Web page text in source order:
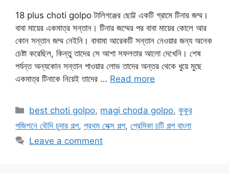
18 plus choti golpo টালিগঞ্জের ছোট্ট একটি গ্রামে টিনার জম্ম।
বাবা মায়ের একমাত্র সন্তান। টিনার জম্মের পর বাবা মায়ের কোলে আর
কোন সন্তান জম্ম নেইনি। বাবামা আরেকটি সন্তান নেওয়ার জন্য অনেক
চেষ্টা করেছিল, কিন্তু তাদের সে আশা সফলতার আলো দেখেনি। শেষ
পর্যন্ত অন্যকোন সন্তান পাওয়ার লোভ তাদের অন্তর থেকে ধুয়ে মুছে
একমাত্র টিনাকে নিয়েই তাদের … Read more
Categories
best choti golpo, magi choda golpo,কুকুর
পজিশনে বৌদি চুদার গল্প, প্রথম সেক্স গল্প, প্রেমিকা চটি গল্প বাংলা
Leave a comment